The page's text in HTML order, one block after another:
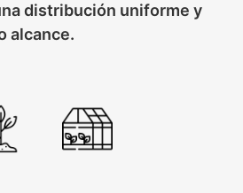
distribución uniforme y
alcance.